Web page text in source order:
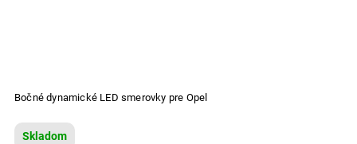
Bočné dynamické LED smerovky pre Opel
Skladom